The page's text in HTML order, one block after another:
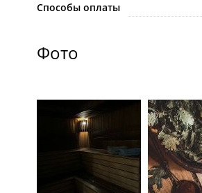
Способы оплаты
Фото